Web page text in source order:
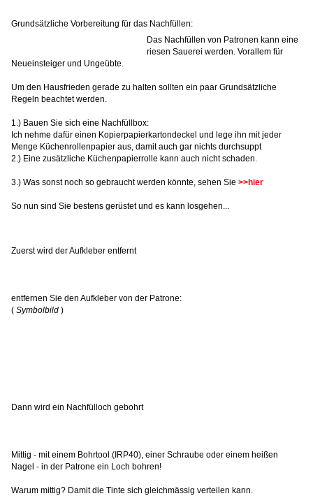
Grundsätzliche Vorbereitung für das Nachfüllen:
Das Nachfüllen von Patronen kann eine
riesen Sauerei werden. Vorallem für
Neueinsteiger und Ungeübte.
Um den Hausfrieden gerade zu halten sollten ein paar Grundsätzliche
Regeln beachtet werden.
1.) Bauen Sie sich eine Nachfüllbox:
Ich nehme dafür einen Kopierpapierkartondeckel und lege ihn mit jeder
Menge Küchenrollenpapier aus, damit auch gar nichts durchsuppt
2.) Eine zusätzliche Küchenpapierrolle kann auch nicht schaden.
3.) Was sonst noch so gebraucht werden könnte, sehen Sie >>hier
So nun sind Sie bestens gerüstet und es kann losgehen...
Zuerst wird der Aufkleber entfernt
entfernen Sie den Aufkleber von der Patrone:
( Symbolbild )
Dann wird ein Nachfülloch gebohrt
Mittig - mit einem Bohrtool (IRP40), einer Schraube oder einem heißen
Nagel - in der Patrone ein Loch bohren!
Warum mittig? Damit die Tinte sich gleichmässig verteilen kann.